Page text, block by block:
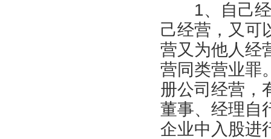
1、自己经
己经营，又可
营又为他人经
营同类营业罪
册公司经营，
董事、经理自
企业中入股进